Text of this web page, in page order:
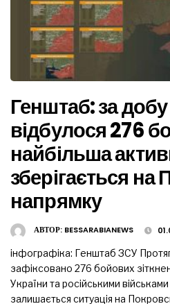
Генштаб: за
відбулося 276
найбільша
зберігається
напрямку
АВТОР: BESSARABIANEWS
інфографіка: Генштаб ЗСУ
зафіксовано 276 бойових
України та російськими
залишається ситуація на